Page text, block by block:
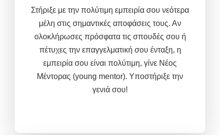
Στήριξε με την πολύτιμη εμπειρία σου νεότερα
μέλη στις σημαντικές αποφάσεις τους. Αν
ολοκλήρωσες πρόσφατα τις σπουδές σου ή
πέτυχες την επαγγελματική σου ένταξη, η
εμπειρία σου είναι πολύτιμη, γίνε Νέος
Μέντορας (young mentor). Υποστήριξε την
γενιά σου!